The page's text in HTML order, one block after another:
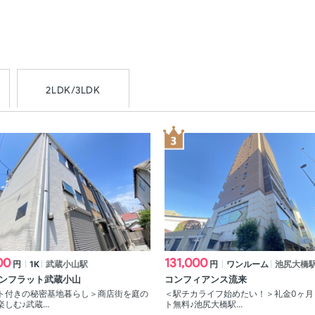
2LDK/3LDK
円 1K 武蔵小山駅
フラット武蔵小山
付きの秘密基地暮らし＞商店街を庭の
しむ♪武蔵...
131,000 円 ワンルーム 池尻大橋
コンフィアンス流来
＜駅チカライフ始めたい！＞礼金0ヶ
ト無料♪池尻大橋駅...